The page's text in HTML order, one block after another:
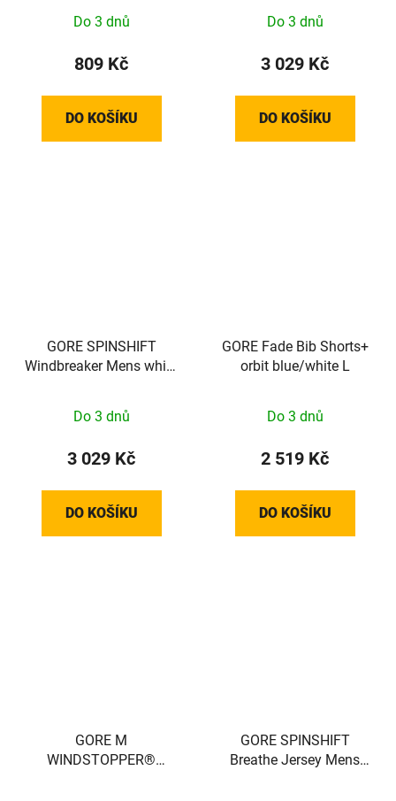
Do 3 dnů
809 Kč
DO KOŠÍKU
Do 3 dnů
3 029 Kč
DO KOŠÍKU
GORE SPINSHIFT
Windbreaker Mens white
Do 3 dnů
3 029 Kč
DO KOŠÍKU
GORE Fade Bib Shorts+
orbit blue/white L
Do 3 dnů
2 519 Kč
DO KOŠÍKU
GORE M
WINDSTOPPER®
GORE SPINSHIFT
Breathe Jersey Mens